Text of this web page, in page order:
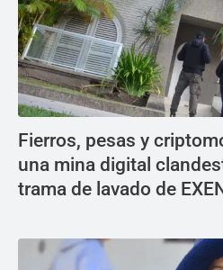
Fierros, pesas y
una mina digital
trama de lavado de